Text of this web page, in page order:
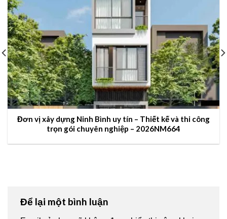
Đơn vị xây dựng Ninh Bình uy tín – Thiết kế và thi công
trọn gói chuyên nghiệp – 2026NM664
Để lại một bình luận